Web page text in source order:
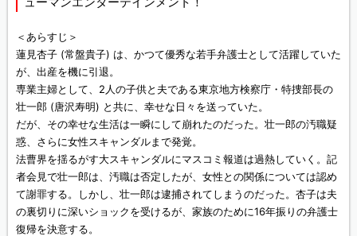
＜あらすじ＞
蓮見杏子 (常盤貴子) は、かつて優秀な若手弁護士として活躍していた
が、出産を機に引退。
専業主婦として、2人の子供と夫である東京地方検察庁・特捜部長の
壮一郎 (唐沢寿明) と共に、幸せな日々を送っていた。
だが、その幸せな生活は一瞬にして崩れたのだった。壮一郎の汚職疑
惑、さらに女性スキャンダルまで発覚。
法曹界を揺るがす大スキャンダルにマスコミ報道は過熱していく。記
者会見で壮一郎は、汚職は否定したが、女性との関係については認め
て謝罪する。しかし、壮一郎は逮捕されてしまうのだった。杏子は夫
の裏切りに深いショックを受けるが、家族のために16年振りの弁護士
復帰を決意する。